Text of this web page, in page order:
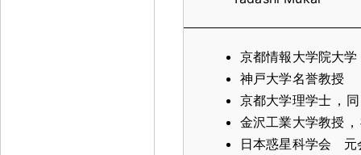
京都情報大学院大
神戸大学名誉教授
京都大学理学士 ，
金沢工業大学教授 ，
日本惑星科学会 元